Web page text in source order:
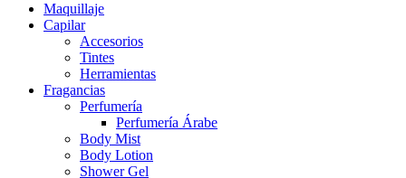
Maquillaje
Capilar
Accesorios
Tintes
Herramientas
Fragancias
Perfumería
Perfumería Árabe
Body Mist
Body Lotion
Shower Gel